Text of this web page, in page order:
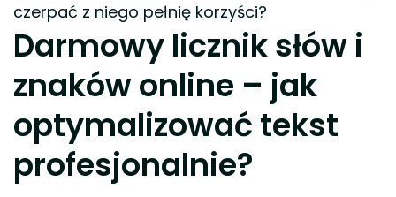
czerpać z niego pełnię korzyści?
Darmowy licznik słów i
znaków online – jak
optymalizować tekst
profesjonalnie?